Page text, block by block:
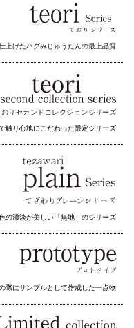
上げたハグみじゅうたんの最上品質
りセカンドコレクション シリーズ
触り心地にこだわった限定シリーズ
の濃淡が美しい「無地」のシリーズ
際にサンプルとして作成した一点物